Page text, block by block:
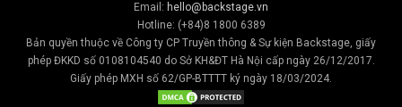
Email: hello@backstage.vn
Hotline: (+84)8 1800 6389
Bản quyền thuộc về Công ty CP Truyền thông & Sự kiện Backstage, giấy
phép ĐKKD số 0108104540 do Sở KH&ĐT Hà Nội cấp ngày 26/12/2017.
Giấy phép MXH số 62/GP-BTTTT ký ngày 18/03/2024.